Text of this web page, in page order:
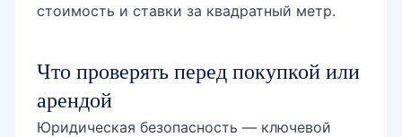
стоимость и ставки за квадратный метр.
Что проверять перед покупкой или
арендой
Юридическая безопасность — ключевой